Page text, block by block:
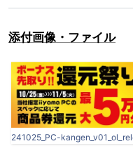
添付画像・ファイル